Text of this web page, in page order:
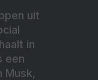
uit
in
een
Musk,